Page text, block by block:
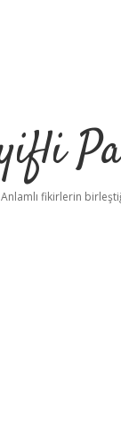
Anlamlı fikirlerin